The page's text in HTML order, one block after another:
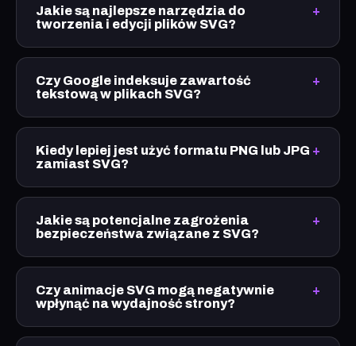
Jakie są najlepsze narzędzia do
tworzenia i edycji plików SVG?
Czy Google indeksuje zawartość
tekstową w plikach SVG?
Kiedy lepiej jest użyć formatu PNG lub JPG
zamiast SVG?
Jakie są potencjalne zagrożenia
bezpieczeństwa związane z SVG?
Czy animacje SVG mogą negatywnie
wpłynąć na wydajność strony?